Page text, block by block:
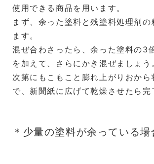
使用できる商品を用います。
まず、余った塗料と残塗料処理剤
ます。
混ぜ合わさったら、余った塗料の3
を加えて、さらにかき混ぜましょう
次第にもこもこと膨れ上がりおから
で、新聞紙に広げて乾燥させたら完
＊少量の塗料が余っている場